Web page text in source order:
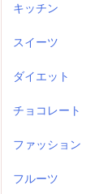
キッチン
スイーツ
ダイエット
チョコレート
ファッション
フルーツ